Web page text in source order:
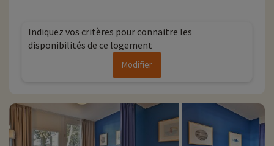
Indiquez vos critères pour connaitre les
disponibilités de ce logement
Modifier